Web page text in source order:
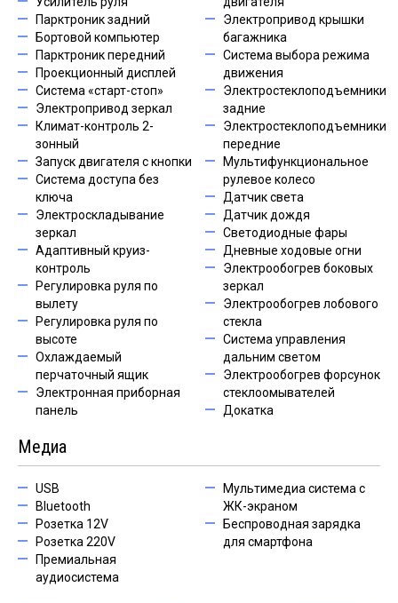
Парктроник задний
Бортовой компьютер
Парктроник передний
Проекционный дисплей
Система «старт-стоп»
Электропривод зеркал
Климат-контроль 2-
зонный
Запуск двигателя с кнопки
Система доступа без
ключа
Электроскладывание
зеркал
Адаптивный круиз-
контроль
Регулировка руля по
вылету
Регулировка руля по
высоте
Охлаждаемый
перчаточный ящик
Электронная приборная
панель
Электропривод крышки
багажника
Система выбора режима
движения
Электростеклоподъемники
задние
Электростеклоподъемники
передние
Мультифункциональное
рулевое колесо
Датчик света
Датчик дождя
Светодиодные фары
Дневные ходовые огни
Электрообогрев боковых
зеркал
Электрообогрев лобового
стекла
Система управления
дальним светом
Электрообогрев форсунок
стеклоомывателей
Докатка
Медиа
USB
Bluetooth
Розетка 12V
Розетка 220V
Премиальная
аудиосистема
Мультимедиа система с
ЖК-экраном
Беспроводная зарядка
для смартфона